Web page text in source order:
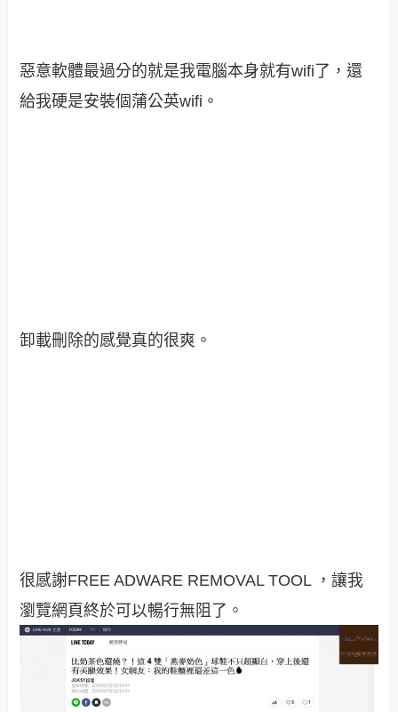
惡意軟體最過分的就是我電腦本身就有wifi了，還
給我硬是安裝個蒲公英wifi。
卸載刪除的感覺真的很爽。
很感謝FREE ADWARE REMOVAL TOOL ，讓我
瀏覽網頁終於可以暢行無阻了 。